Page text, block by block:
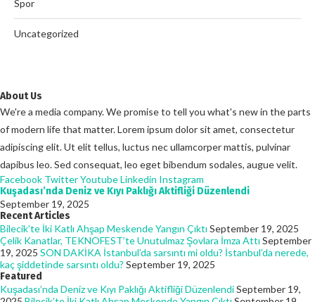
Spor
Uncategorized
About Us
We're a media company. We promise to tell you what's new in the parts
of modern life that matter. Lorem ipsum dolor sit amet, consectetur
adipiscing elit. Ut elit tellus, luctus nec ullamcorper mattis, pulvinar
dapibus leo. Sed consequat, leo eget bibendum sodales, augue velit.
Facebook TwitterYoutubeLinkedin Instagram
Kuşadası’nda Deniz ve Kıyı Paklığı Aktifliği Düzenlendi
September 19, 2025
Recent Articles
Bilecik’te İki Katlı Ahşap Meskende Yangın Çıktı September 19, 2025
Çelik Kanatlar, TEKNOFEST’te Unutulmaz Şovlara İmza Attı September
19, 2025 SON DAKİKA İstanbul’da sarsıntı mi oldu? İstanbul’da nerede,
kaç şiddetinde sarsıntı oldu? September 19, 2025
Featured
Kuşadası’nda Deniz ve Kıyı Paklığı Aktifliği DüzenlendiSeptember 19,